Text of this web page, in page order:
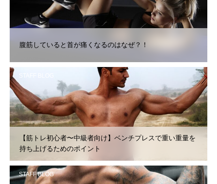
腹筋していると首が痛くなるのはなぜ？！
STAFF BLOG
【筋トレ初心者〜中級者向け】ベンチプレスで重い重量を
持ち上げるためのポイント
STAFF BLOG